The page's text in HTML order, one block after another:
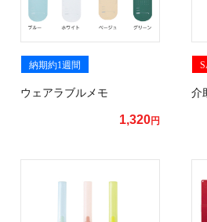
納期約1週間
ウェアラブルメモ
1,320円
介